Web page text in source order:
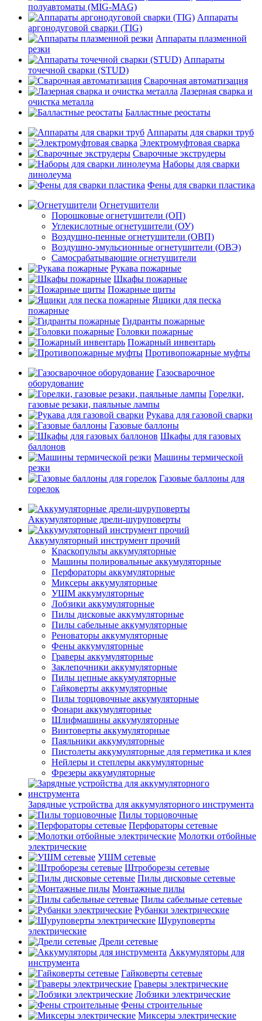
полуавтоматы (MIG-MAG)
Аппараты
аргонодуговой сварки (TIG)
Аппараты плазменной
резки
Аппараты
точечной сварки (STUD)
Сварочная автоматизация
Лазерная сварка и
очистка металла
Балластные реостаты
Аппараты для сварки труб
Электромуфтовая сварка
Сварочные экструдеры
Наборы для сварки
линолеума
Фены для сварки пластика
Огнетушители
Порошковые огнетушители (ОП)
Углекислотные огнетушители (ОУ)
Воздушно-пенные огнетушители (ОВП)
Воздушно-эмульсионные огнетушители (ОВЭ)
Самосрабатывающие огнетушители
Рукава пожарные
Шкафы пожарные
Пожарные щиты
Ящики для песка
пожарные
Гидранты пожарные
Головки пожарные
Пожарный инвентарь
Противопожарные муфты
Газосварочное
оборудование
Горелки,
газовые резаки, паяльные лампы
Рукава для газовой сварки
Газовые баллоны
Шкафы для газовых
баллонов
Машины термической
резки
Газовые баллоны для
горелок
Аккумуляторные дрели-шуруповерты
Аккумуляторный инструмент прочий
Краскопульты аккумуляторные
Машины полировальные аккумуляторные
Перфораторы аккумуляторные
Миксеры аккумуляторные
УШМ аккумуляторные
Лобзики аккумуляторные
Пилы дисковые аккумуляторные
Пилы сабельные аккумуляторные
Реноваторы аккумуляторные
Фены аккумуляторные
Граверы аккумуляторные
Заклепочники аккумуляторные
Пилы цепные аккумуляторные
Гайковерты аккумуляторные
Пилы торцовочные аккумуляторные
Фонари аккумуляторные
Шлифмашины аккумуляторные
Винтоверты аккумуляторные
Паяльники аккумуляторные
Пистолеты аккумуляторные для герметика и клея
Нейлеры и степлеры аккумуляторные
Фрезеры аккумуляторные
Зарядные устройства для аккумуляторного инструмента
Пилы торцовочные
Перфораторы сетевые
Молотки отбойные
электрические
УШМ сетевые
Штроборезы сетевые
Пилы дисковые сетевые
Монтажные пилы
Пилы сабельные сетевые
Рубанки электрические
Шуруповерты
электрические
Дрели сетевые
Аккумуляторы для
инструмента
Гайковерты сетевые
Граверы электрические
Лобзики электрические
Фены строительные
Миксеры электрические